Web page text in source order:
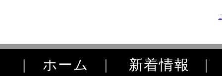
| ホーム | 新着情報